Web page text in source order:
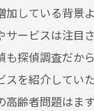
加している背景
サービスは注目
も探偵調査だか
スを紹介してい
高齢者問題はま